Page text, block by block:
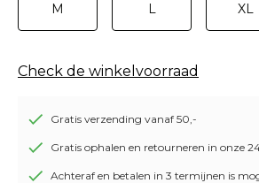
M L XL
Check de winkelvoorraad
Gratis verzending vanaf 50,-
Gratis ophalen en retourneren in onze
Achteraf en betalen in 3 termijnen is